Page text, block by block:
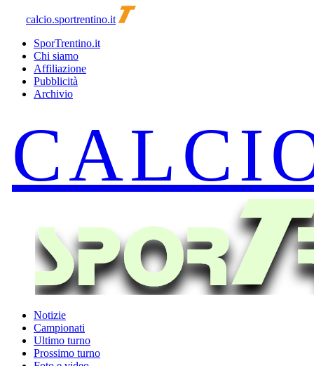
calcio.sportrentino.it
SporTrentino.it
Chi siamo
Affiliazione
Pubblicità
Archivio
Notizie
Campionati
Ultimo turno
Prossimo turno